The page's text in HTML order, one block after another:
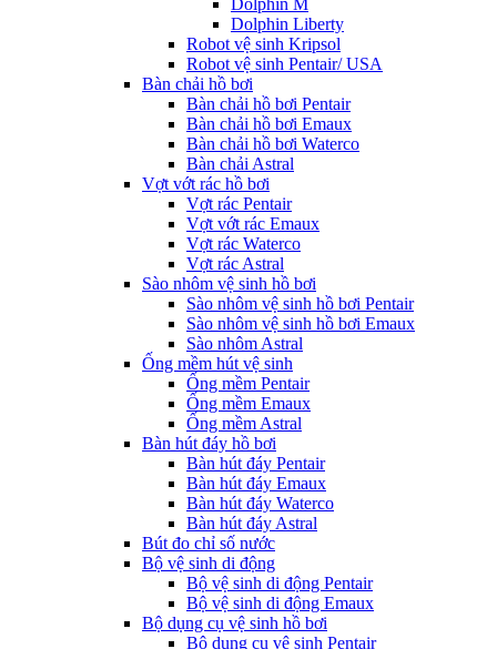
Dolphin M
Dolphin Liberty
Robot vệ sinh Kripsol
Robot vệ sinh Pentair/ USA
Bàn chải hồ bơi
Bàn chải hồ bơi Pentair
Bàn chải hồ bơi Emaux
Bàn chải hồ bơi Waterco
Bàn chải Astral
Vợt vớt rác hồ bơi
Vợt rác Pentair
Vợt vớt rác Emaux
Vợt rác Waterco
Vợt rác Astral
Sào nhôm vệ sinh hồ bơi
Sào nhôm vệ sinh hồ bơi Pentair
Sào nhôm vệ sinh hồ bơi Emaux
Sào nhôm Astral
Ống mềm hút vệ sinh
Ống mềm Pentair
Ống mềm Emaux
Ống mềm Astral
Bàn hút đáy hồ bơi
Bàn hút đáy Pentair
Bàn hút đáy Emaux
Bàn hút đáy Waterco
Bàn hút đáy Astral
Bút đo chỉ số nước
Bộ vệ sinh di động
Bộ vệ sinh di động Pentair
Bộ vệ sinh di động Emaux
Bộ dụng cụ vệ sinh hồ bơi
Bộ dụng cụ vệ sinh Pentair